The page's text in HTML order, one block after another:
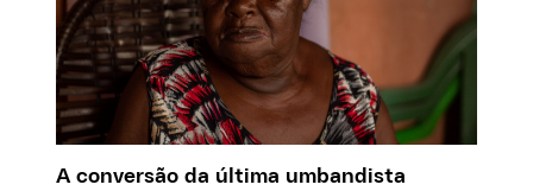
A conversão da última umbandista